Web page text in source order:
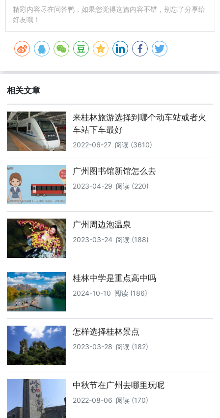
精彩内容尽在问答鸭，如果您觉得这篇内容不错，别忘了分享给
好友哦！
相关文章
来桂林旅游选择到哪个动车站或者火
车站下车最好
2022-06-27 阅读 (3610)
广州图书馆新馆怎么去
2023-04-29 阅读 (220)
广州周边泡温泉
2023-03-24 阅读 (188)
桂林中学是重点高中吗
2024-10-10 阅读 (186)
怎样选择桂林景点
2023-03-28 阅读 (182)
中秋节在广州去哪里玩呢
2022-08-06 阅读 (170)